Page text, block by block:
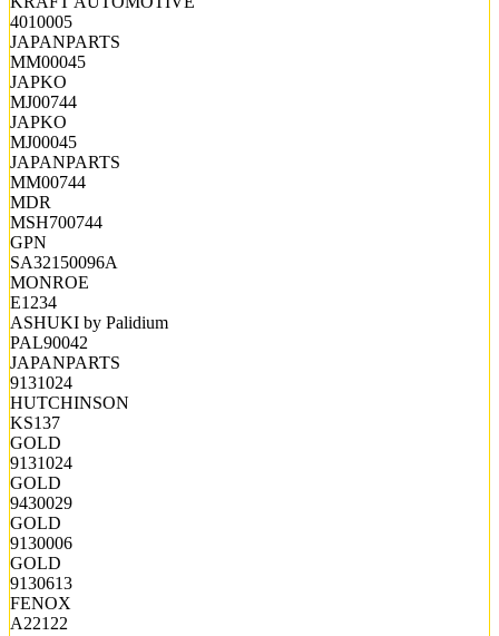
4010005
JAPANPARTS
MM00045
JAPKO
MJ00744
JAPKO
MJ00045
JAPANPARTS
MM00744
MDR
MSH700744
GPN
SA32150096A
MONROE
E1234
ASHUKI by Palidium
PAL90042
JAPANPARTS
9131024
HUTCHINSON
KS137
GOLD
9131024
GOLD
9430029
GOLD
9130006
GOLD
9130613
FENOX
A22122